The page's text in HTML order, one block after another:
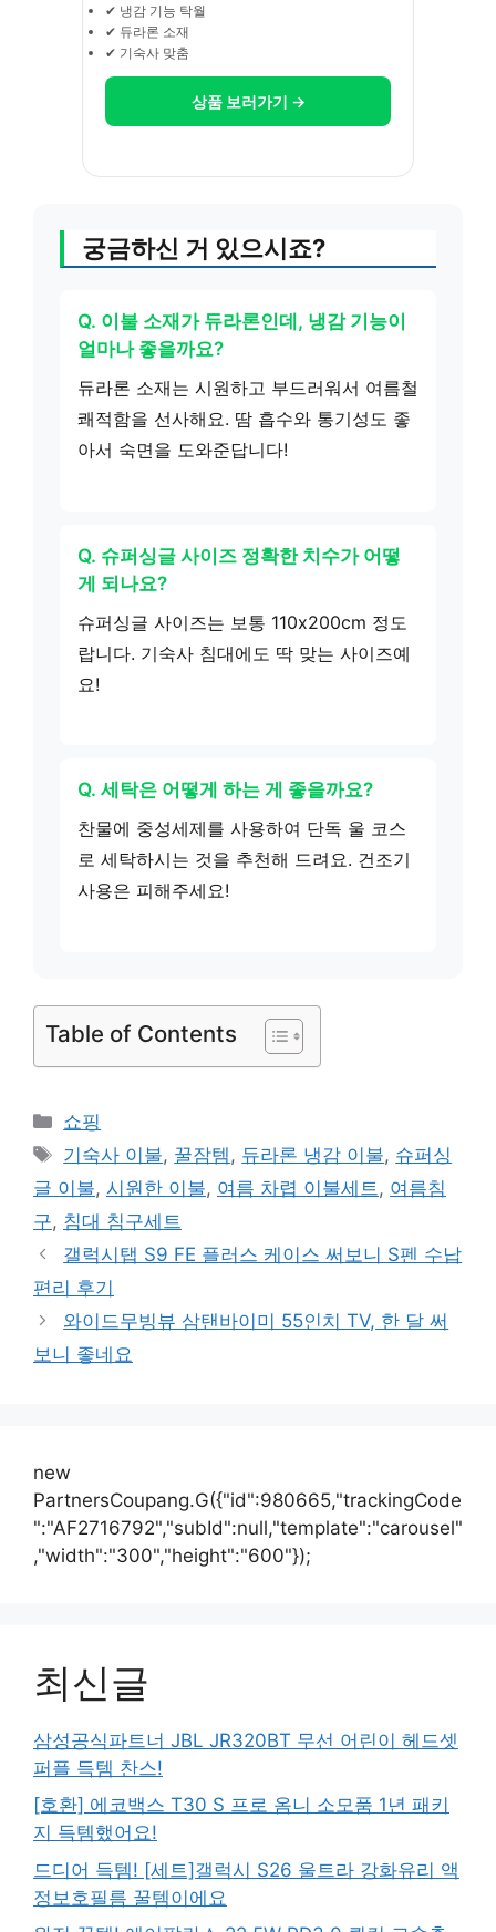
✔ 냉감 기능 탁월
✔ 듀라론 소재
✔ 기숙사 맞춤
상품 보러가기 →
궁금하신 거 있으시죠?
Q. 이불 소재가 듀라론인데, 냉감 기능이
얼마나 좋을까요?
듀라론 소재는 시원하고 부드러워서 여름철
쾌적함을 선사해요. 땀 흡수와 통기성도 좋
아서 숙면을 도와준답니다!
Q. 슈퍼싱글 사이즈 정확한 치수가 어떻
게 되나요?
슈퍼싱글 사이즈는 보통 110x200cm 정도
랍니다. 기숙사 침대에도 딱 맞는 사이즈예
요!
Q. 세탁은 어떻게 하는 게 좋을까요?
찬물에 중성세제를 사용하여 단독 울 코스
로 세탁하시는 것을 추천해 드려요. 건조기
사용은 피해주세요!
Table of Contents
카
테
고
리
쇼핑
태
그
기숙사 이불, 꿀잠템 , 듀라론 냉감 이불, 슈퍼싱
글 이불, 시원한 이불, 여름 차렵 이불세트 , 여름침
구, 침대 침구세트
갤럭시탭 S9 FE 플러스 케이스 써보니 S펜 수납
편리 후기
와이드무빙뷰 삼탠바이미 55인치 TV, 한 달 써
보니 좋네요
new
PartnersCoupang.G({"id":980665,"trackingCode
":"AF2716792","subId":null,"template":"carousel"
,"width":"300","height":"600"});
최신글
삼성공식파트너 JBL JR320BT 무선 어린이 헤드셋
퍼플 득템 찬스!
[호환] 에코백스 T30 S 프로 옴니 소모품 1년 패키
지 득템했어요!
드디어 득템! [세트]갤럭시 S26 울트라 강화유리 액
정보호필름 꿀템이에요